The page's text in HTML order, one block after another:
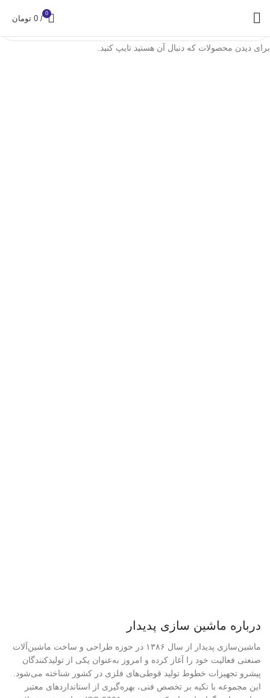
0
/
0 تومان
درباره ماشین سازی پدیدار
ماشین‌سازی پدیدار از سال ۱۳۸۶ در حوزه طراحی و ساخت ماشین‌آلات
صنعتی فعالیت خود را آغاز کرده و امروز به‌عنوان یکی از تولیدکنندگان
پیشرو تجهیزات خطوط تولید قوطی‌های فلزی در کشور شناخته می‌شود.
این مجموعه با تکیه بر تخصص فنی، بهره‌گیری از استانداردهای معتبر
برای دیدن محصولات که دنبال آن هستید تایپ کنید.